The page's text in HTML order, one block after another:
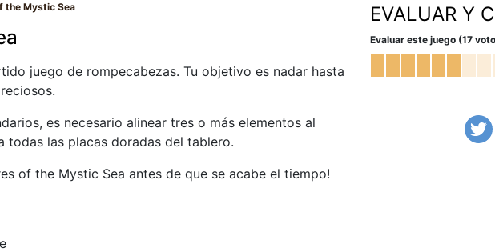
the Mystic Sea
juego de rompecabezas. Tu objetivo es nadar hasta
es necesario alinear tres o más elementos al
todas las placas doradas del tablero.
of the Mystic Sea antes de que se acabe el tiempo!
EVALUAR Y
Evaluar este juego (17